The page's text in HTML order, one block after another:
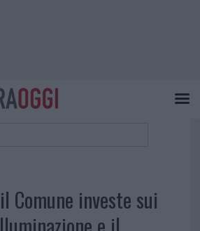
Comune investe sui